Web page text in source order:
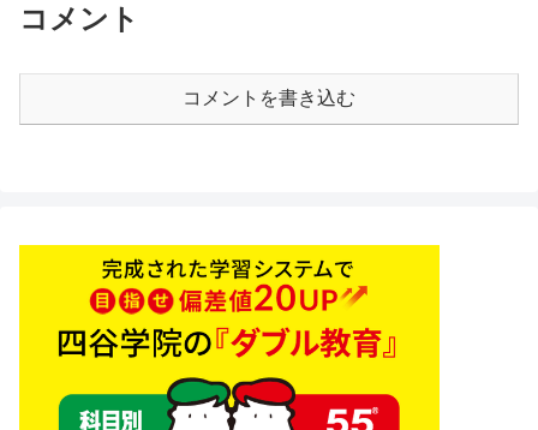
コメント
コメントを書き込む